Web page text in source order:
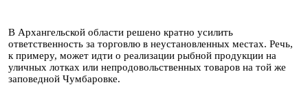
В Архангельской области решено кратно усилить
ответственность за торговлю в неустановленных местах. Речь,
к примеру, может идти о реализации рыбной продукции на
уличных лотках или непродовольственных товаров на той же
заповедной Чумбаровке.